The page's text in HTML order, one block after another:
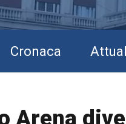
Cronaca
Arena